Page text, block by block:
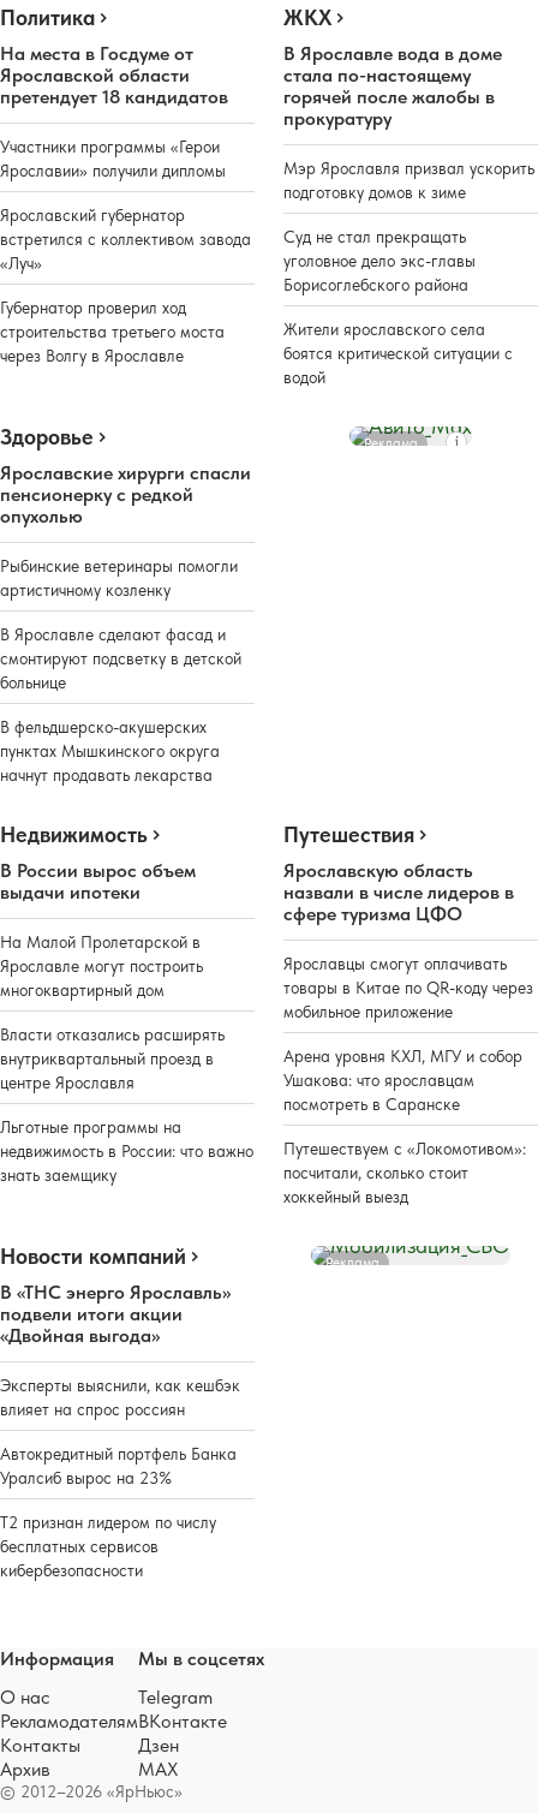
Политика
На места в Госдуме от
Ярославской области
претендует 18 кандидатов
Участники программы «Герои
Ярославии» получили дипломы
Ярославский губернатор
встретился с коллективом завода
«Луч»
Губернатор проверил ход
строительства третьего моста
через Волгу в Ярославле
ЖКХ
В Ярославле вода в доме
стала по-настоящему
горячей после жалобы в
прокуратуру
Мэр Ярославля призвал ускорить
подготовку домов к зиме
Суд не стал прекращать
уголовное дело экс-главы
Борисоглебского района
Жители ярославского села
боятся критической ситуации с
водой
Здоровье
Ярославские хирурги спасли
пенсионерку с редкой
опухолью
Рыбинские ветеринары помогли
артистичному козленку
В Ярославле сделают фасад и
смонтируют подсветку в детской
больнице
В фельдшерско-акушерских
пунктах Мышкинского округа
начнут продавать лекарства
Реклама
Недвижимость
В России вырос объем
выдачи ипотеки
На Малой Пролетарской в
Ярославле могут построить
многоквартирный дом
Власти отказались расширять
внутриквартальный проезд в
центре Ярославля
Льготные программы на
недвижимость в России: что важно
знать заемщику
Путешествия
Ярославскую область
назвали в числе лидеров в
сфере туризма ЦФО
Ярославцы смогут оплачивать
товары в Китае по QR-коду через
мобильное приложение
Арена уровня КХЛ, МГУ и собор
Ушакова: что ярославцам
посмотреть в Саранске
Путешествуем с «Локомотивом»:
посчитали, сколько стоит
хоккейный выезд
Новости компаний
В «ТНС энерго Ярославль»
подвели итоги акции
«Двойная выгода»
Эксперты выяснили, как кешбэк
влияет на спрос россиян
Автокредитный портфель Банка
Уралсиб вырос на 23%
Т2 признан лидером по числу
бесплатных сервисов
кибербезопасности
Реклама
© 2012–2026 «ЯрНьюс»
Информация
О нас
Рекламодателям
Контакты
Архив
Мы в соцсетях
Telegram
ВКонтакте
Дзен
MAX